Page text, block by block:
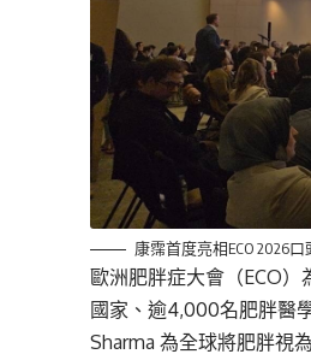
康霈首度亮相ECO 2026
歐洲肥胖症大會（ECO
國家、逾4,000名肥胖醫
Sharma 為全球將肥胖視